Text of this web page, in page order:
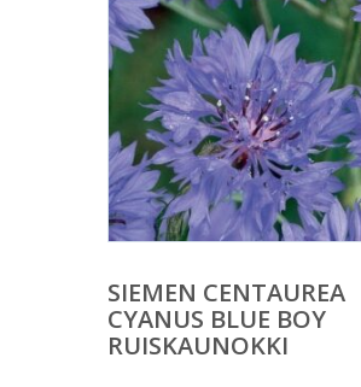
SIEMEN CENTAUREA
CYANUS BLUE BOY
RUISKAUNOKKI